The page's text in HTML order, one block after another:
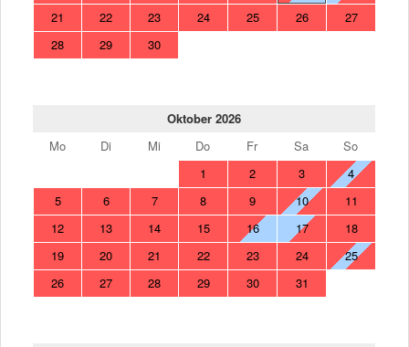
21
22 23 24 25 26
27
28
29 30
Oktober 2026
Mo
Di Mi Do Fr Sa
So
1
2 3
4
5
6 7 8 9 10
11
12
13 14 15 16 17
18
19
20 21 22 23 24
25
26
27 28 29 30 31